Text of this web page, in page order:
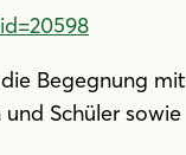
Begegnung mit
Schüler sowie